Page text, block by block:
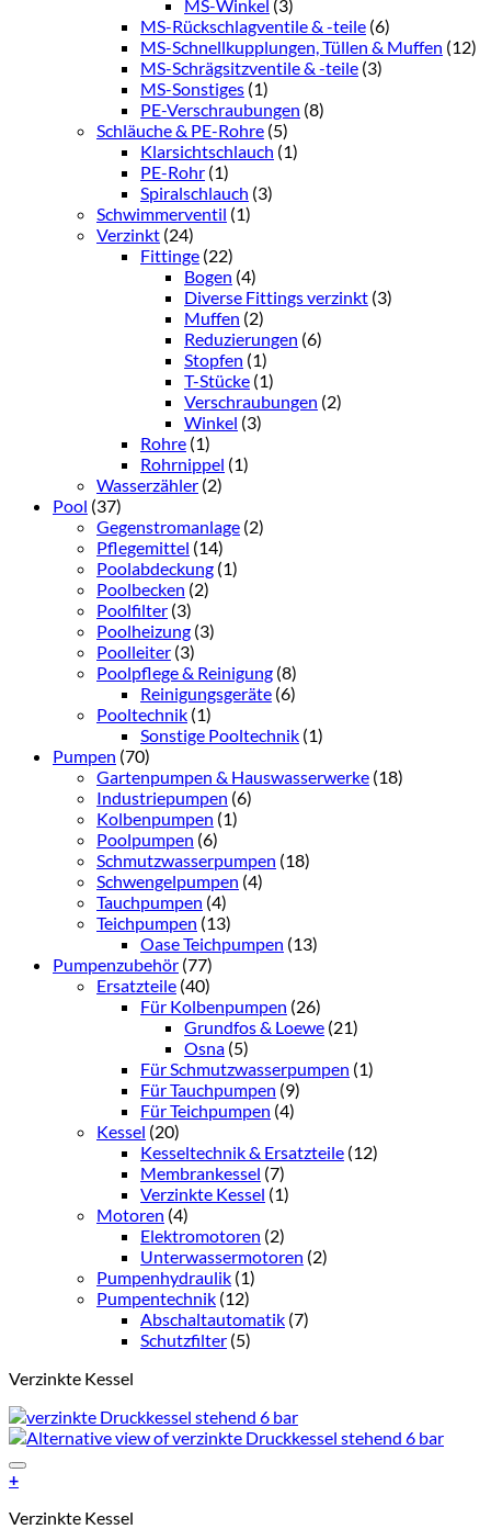
MS-Winkel (3)
MS-Rückschlagventile & -teile (6)
MS-Schnellkupplungen, Tüllen & Muffen (12)
MS-Schrägsitzventile & -teile (3)
MS-Sonstiges (1)
PE-Verschraubungen (8)
Schläuche & PE-Rohre (5)
Klarsichtschlauch (1)
PE-Rohr (1)
Spiralschlauch (3)
Schwimmerventil (1)
Verzinkt (24)
Fittinge (22)
Bogen (4)
Diverse Fittings verzinkt (3)
Muffen (2)
Reduzierungen (6)
Stopfen (1)
T-Stücke (1)
Verschraubungen (2)
Winkel (3)
Rohre (1)
Rohrnippel (1)
Wasserzähler (2)
Pool (37)
Gegenstromanlage (2)
Pflegemittel (14)
Poolabdeckung (1)
Poolbecken (2)
Poolfilter (3)
Poolheizung (3)
Poolleiter (3)
Poolpflege & Reinigung (8)
Reinigungsgeräte (6)
Pooltechnik (1)
Sonstige Pooltechnik (1)
Pumpen (70)
Gartenpumpen & Hauswasserwerke (18)
Industriepumpen (6)
Kolbenpumpen (1)
Poolpumpen (6)
Schmutzwasserpumpen (18)
Schwengelpumpen (4)
Tauchpumpen (4)
Teichpumpen (13)
Oase Teichpumpen (13)
Pumpenzubehör (77)
Ersatzteile (40)
Für Kolbenpumpen (26)
Grundfos & Loewe (21)
Osna (5)
Für Schmutzwasserpumpen (1)
Für Tauchpumpen (9)
Für Teichpumpen (4)
Kessel (20)
Kesseltechnik & Ersatzteile (12)
Membrankessel (7)
Verzinkte Kessel (1)
Motoren (4)
Elektromotoren (2)
Unterwassermotoren (2)
Pumpenhydraulik (1)
Pumpentechnik (12)
Abschaltautomatik (7)
Schutzfilter (5)
Verzinkte Kessel
+
Verzinkte Kessel